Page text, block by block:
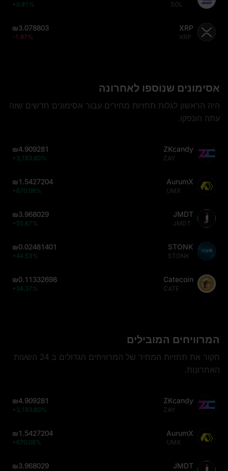
SOL
+0.81%
XRP
XRP
₪3.078803
-1.87%
אסימונים שנוספו לאחרונה
היה הראשון לגלות תחזיות מחירים עבור אסימונים חדשים שזה
עתה הונפקו.
ZKcandy
ZAY
₪4.909281
+3,183.80%
AurumX
UMX
₪1.5427204
+670.08%
JMDT
JMDT
₪3.968029
+55.67%
STONK
STONK
₪0.02481401
+44.53%
Catecoin
CATE
₪0.11332698
+34.37%
המרוויחים המובילים
חקור את תחזיות המחיר של המרוויחים הגדולים ב 24 השעות
האחרונות.
ZKcandy
ZAY
₪4.909281
+3,183.80%
AurumX
UMX
₪1.5427204
+670.08%
JMDT
₪3.968029